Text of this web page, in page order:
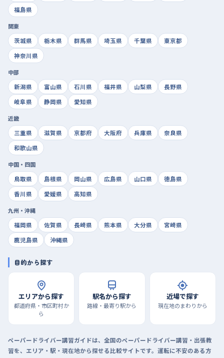
福島県
関東
茨城県
栃木県 群馬県 埼玉県 千葉県
東京都
神奈川県
中部
新潟県
富山県 石川県 福井県 山梨県
長野県
岐阜県
静岡県 愛知県
近畿
三重県
滋賀県 京都府 大阪府 兵庫県
奈良県
和歌山県
中国・四国
鳥取県
島根県 岡山県 広島県 山口県
徳島県
香川県
愛媛県 高知県
九州・沖縄
福岡県
佐賀県 長崎県 熊本県 大分県
宮崎県
鹿児島県
沖縄県
目的から探す
エリアから探す
都道府県・市区町村か
ら
駅名から探す
路線・最寄り駅から
近場で探す
現在地のまわりから
ペーパードライバー講習ガイドは、全国のペーパードライバー講習・出張教
習を、エリア・駅・現在地から探せる比較サイトです。運転に不安のある方